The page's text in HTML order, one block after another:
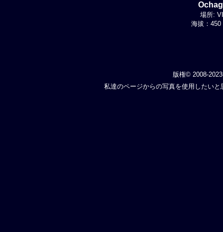
場所:
海拔：
版権© 2008-
私達のページからの写真を使用したい